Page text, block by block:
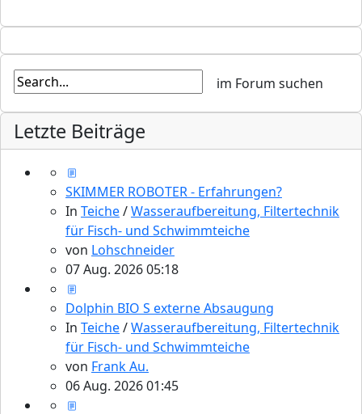
Letzte Beiträge
SKIMMER ROBOTER - Erfahrungen?
In Teiche/Wasseraufbereitung, Filtertechnik
für Fisch- und Schwimmteiche
von Lohschneider
07 Aug. 2026 05:18
Dolphin BIO S externe Absaugung
In Teiche/Wasseraufbereitung, Filtertechnik
für Fisch- und Schwimmteiche
von Frank Au.
06 Aug. 2026 01:45